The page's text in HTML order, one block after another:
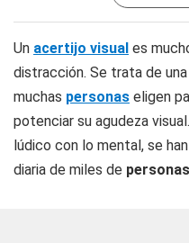
Un acertijo visual es
distracción. Se trata de
muchas personas eligen
potenciar su agudeza
lúdico con lo mental, se
diaria de miles de personas